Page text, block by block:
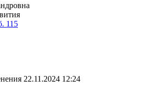
115
22.11.2024 12:24